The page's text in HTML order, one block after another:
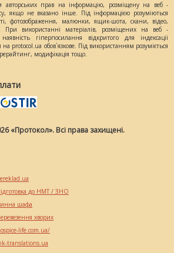
авторських прав на інформацію, розміщену на веб -
якщо не вказано інше. Під інформацією розуміються
фотозображення, малюнки, ящик-шота, скани, відео,
При використанні матеріалів, розміщених на веб -
гіперпосилання відкритого для індексації
protocol.ua обов`язкове. Під використанням розуміється
модифікація тощо.
«Протокол». Всі права захищені.
до НМТ / ЗНО
шафа
хворих
life.com.ua/
translations.ua